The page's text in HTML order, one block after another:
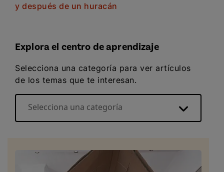
y después de un huracán
Explora el centro de aprendizaje
Selecciona una categoría para ver artículos
de los temas que te interesan.
Ayuda para mudanzas
Selecciona una categoría